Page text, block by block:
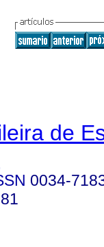
de
0034-